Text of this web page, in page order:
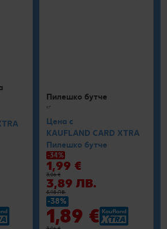
Пилешко бутче
кг
Цена с
KAUFLAND CARD XTRA
Пилешко бутче
-34%
1,99 €
3,06 €
3,89 ЛВ.
5,98 ЛВ.
-38%
1,89 €